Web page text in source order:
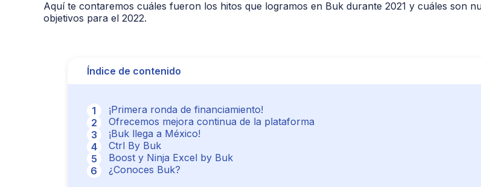
Aquí te contaremos cuáles fueron los hitos que logramos en Buk durante 2021 y cuáles son
objetivos para el 2022.
Índice de contenido
¡Primera ronda de financiamiento!
Ofrecemos mejora continua de la plataforma
¡Buk llega a México!
Ctrl By Buk
Boost y Ninja Excel by Buk
¿Conoces Buk?